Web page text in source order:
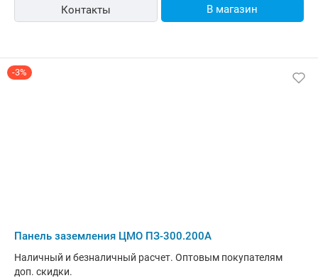
Контакты В магазин
-3%
Панель заземления ЦМО ПЗ-300.200А
Наличный и безналичный расчет. Оптовым покупателям
доп. скидки.